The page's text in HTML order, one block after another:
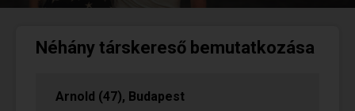
Néhány társkereső bemutatkozása
Arnold (47), Budapest